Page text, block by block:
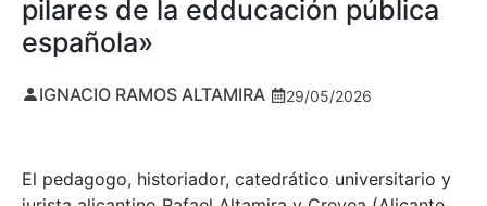
pilares de la edducación pública
española»
IGNACIO RAMOS ALTAMIRA 29/05/2026
El pedagogo, historiador, catedrático universitario y